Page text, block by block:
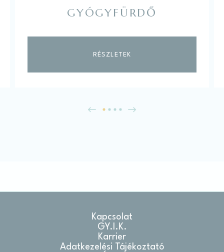
GYÓGYFÜRDŐ
RÉSZLETEK
Kapcsolat
GY.I.K.
Karrier
Adatkezelési Tájékoztató